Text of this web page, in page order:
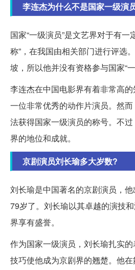
李连杰为什么不是国家一级演
国家“一级演员”是文艺界对于有一
称”，在我国由相关部门进行评选
坡，所以他并没有资格参与国家“一
李连杰在中国电影界有着非常高
一位非常优秀的动作片演员。然
法获得国家一级演员的称号。不
界的地位和成就。
京剧演员刘长瑜多大岁数?
刘长瑜是中国著名的京剧演员，
79岁了。刘长瑜以其卓越的演技
界享有盛誉。
作为国家一级演员，刘长瑜扎实
技巧使他成为京剧界的翘楚。他